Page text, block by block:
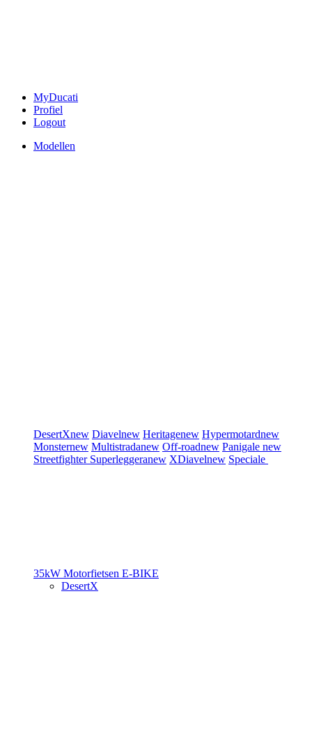
MyDucati
Profiel
Logout
Modellen
DesertXnew Diavelnew Heritagenew Hypermotardnew
Monsternew Multistradanew Off-roadnew Panigale new
Streetfighter Superleggeranew XDiavelnew Speciale
35kW Motorfietsen E-BIKE
DesertX